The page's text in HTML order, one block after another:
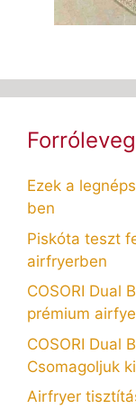
Ezek a
ben
Piskóta teszt
airfryerben
COSORI Dual
prémium
COSORI Dual
Csomagoljuk
Airfryer